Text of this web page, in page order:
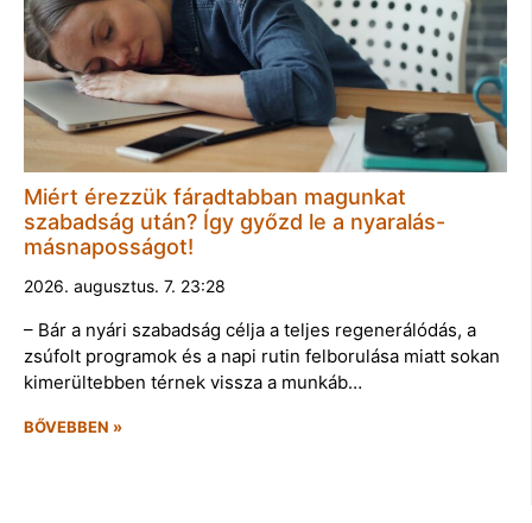
Miért érezzük fáradtabban magunkat
szabadság után? Így győzd le a nyaralás-
másnaposságot!
2026. augusztus. 7. 23:28
– Bár a nyári szabadság célja a teljes regenerálódás, a
zsúfolt programok és a napi rutin felborulása miatt sokan
kimerültebben térnek vissza a munkáb…
BŐVEBBEN »